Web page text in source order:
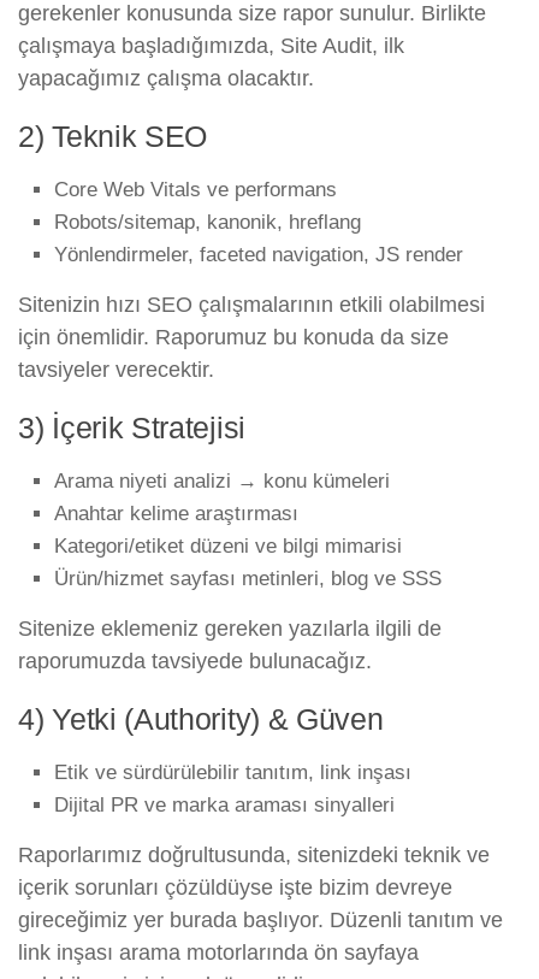
gerekenler konusunda size rapor sunulur. Birlikte
çalışmaya başladığımızda, Site Audit, ilk
yapacağımız çalışma olacaktır.
2) Teknik SEO
Core Web Vitals ve performans
Robots/sitemap, kanonik, hreflang
Yönlendirmeler, faceted navigation, JS render
Sitenizin hızı SEO çalışmalarının etkili olabilmesi
için önemlidir. Raporumuz bu konuda da size
tavsiyeler verecektir.
3) İçerik Stratejisi
Arama niyeti analizi → konu kümeleri
Anahtar kelime araştırması
Kategori/etiket düzeni ve bilgi mimarisi
Ürün/hizmet sayfası metinleri, blog ve SSS
Sitenize eklemeniz gereken yazılarla ilgili de
raporumuzda tavsiyede bulunacağız.
4) Yetki (Authority) & Güven
Etik ve sürdürülebilir tanıtım, link inşası
Dijital PR ve marka araması sinyalleri
Raporlarımız doğrultusunda, sitenizdeki teknik ve
içerik sorunları çözüldüyse işte bizim devreye
gireceğimiz yer burada başlıyor. Düzenli tanıtım ve
link inşası arama motorlarında ön sayfaya